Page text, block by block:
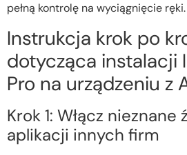
pełną kontrolę na wyciągnięcie ręki.
Instrukcja krok po
dotycząca instalacji
Pro na urządzeniu z
Krok 1: Włącz nieznane
aplikacji innych firm